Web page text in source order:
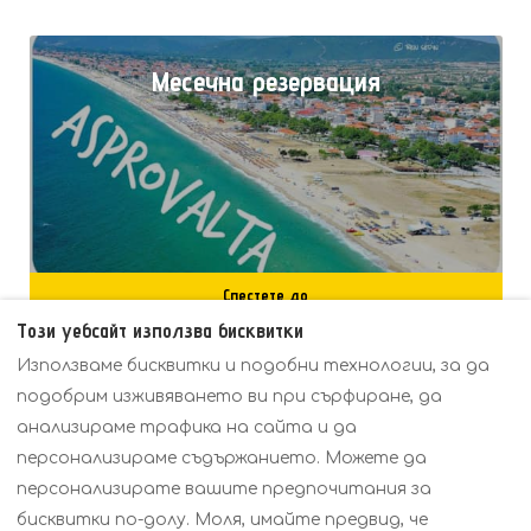
Месечна резервация
Спестете до
15%
Политики Преглед
Този уебсайт използва бисквитки
Използваме бисквитки и подобни технологии, за да
подобрим изживяването ви при сърфиране, да
анализираме трафика на сайта и да
персонализираме съдържанието. Можете да
персонализирате вашите предпочитания за
бисквитки по-долу. Моля, имайте предвид, че